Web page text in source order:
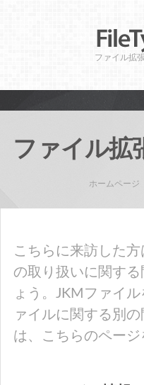
ファイル拡
ファイル拡
ホームページ
こちらに来訪した
の取り扱いに関す
ょう。JKMファイ
ァイルに関する別
は、こちらのページ